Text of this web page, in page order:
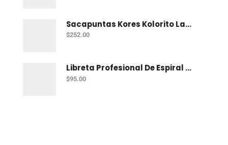
Sacapuntas Kores Kolorito Lapiz 1 Orif C/20
$252.00
Libreta Profesional De Espiral Printaform Arcoiris Pastel 100 H Ry
$95.00